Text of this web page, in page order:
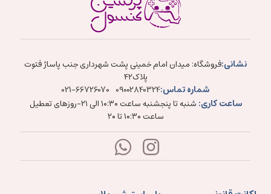
نشانی:فروشگاه: میدان امام خمینی پشت شهرداری جنب پاساژ فتوت
پلاک۴۲
شماره تماس:09002840324
021-66726070
ساعت کاری:
شنبه تا پنجشنبه ساعت ۱۰:۳۰ الی ۲۱-روزهای تعطیل
ساعت ۱۰:۳۰ تا ۲۰